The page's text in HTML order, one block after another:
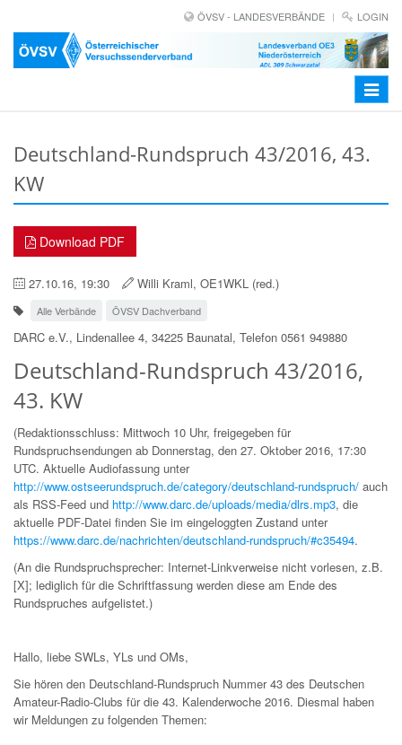
ÖVSV - LANDESVERBÄNDE LOGIN
Toggle
Deutschland-Rundspruch 43/2016, 43.
KW
Download PDF
27.10.16, 19:30 Willi Kraml, OE1WKL (red.)
Alle Verbände ÖVSV Dachverband
DARC e.V., Lindenallee 4, 34225 Baunatal, Telefon 0561 949880
Deutschland-Rundspruch 43/2016,
43. KW
(Redaktionsschluss: Mittwoch 10 Uhr, freigegeben für
Rundspruchsendungen ab Donnerstag, den 27. Oktober 2016, 17:30
UTC. Aktuelle Audiofassung unter
http://www.ostseerundspruch.de/category/deutschland-rundspruch/ auch
als RSS-Feed und http://www.darc.de/uploads/media/dlrs.mp3, die
aktuelle PDF-Datei finden Sie im eingeloggten Zustand unter
https://www.darc.de/nachrichten/deutschland-rundspruch/#c35494.
(An die Rundspruchsprecher: Internet-Linkverweise nicht vorlesen, z.B.
[X]; lediglich für die Schriftfassung werden diese am Ende des
Rundspruches aufgelistet.)
Hallo, liebe SWLs, YLs und OMs,
Sie hören den Deutschland-Rundspruch Nummer 43 des Deutschen
Amateur-Radio-Clubs für die 43. Kalenderwoche 2016. Diesmal haben
wir Meldungen zu folgenden Themen: